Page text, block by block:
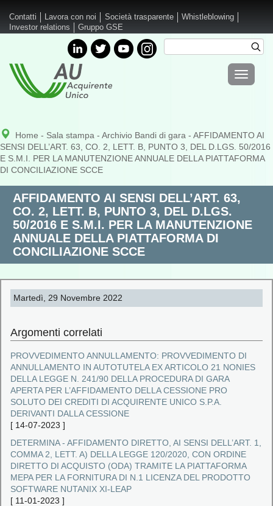
Contatti Lavora con noi Società trasparente
Whistleblowing
Investor relations
Gruppo GSE
Form di
Toggle
Home - Sala stampa - Archivio Bandi di gara - AFFIDAMENTO AI
SENSI DELL’ART. 63, CO. 2, LETT. B, PUNTO 3, DEL D.LGS. 50/2016
E S.M.I. PER LA MANUTENZIONE ANNUALE DELLA PIATTAFORMA
DI CONCILIAZIONE SCCE
AFFIDAMENTO AI SENSI DELL’ART. 63,
CO. 2, LETT. B, PUNTO 3, DEL D.LGS.
50/2016 E S.M.I. PER LA MANUTENZIONE
ANNUALE DELLA PIATTAFORMA DI
CONCILIAZIONE SCCE
Martedì, 29 Novembre 2022
Argomenti correlati
PROVVEDIMENTO ANNULLAMENTO: PROVVEDIMENTO DI
ANNULLAMENTO IN AUTOTUTELA EX ARTICOLO 21 NONIES
DELLA LEGGE N. 241/90 DELLA PROCEDURA DI GARA
APERTA PER L’AFFIDAMENTO DELLA CESSIONE PRO
SOLUTO DEI CREDITI DI ACQUIRENTE UNICO S.P.A.
DERIVANTI DALLA CESSIONE
[ 14-07-2023 ]
DETERMINA - AFFIDAMENTO DIRETTO, AI SENSI DELL’ART. 1,
COMMA 2, LETT. A) DELLA LEGGE 120/2020, CON ORDINE
DIRETTO DI ACQUISTO (ODA) TRAMITE LA PIATTAFORMA
MEPA PER LA FORNITURA DI N.1 LICENZA DEL PRODOTTO
SOFTWARE NUTANIX XI‐LEAP
[ 11-01-2023 ]